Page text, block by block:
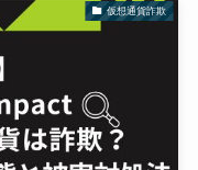
仮想通貨詐欺